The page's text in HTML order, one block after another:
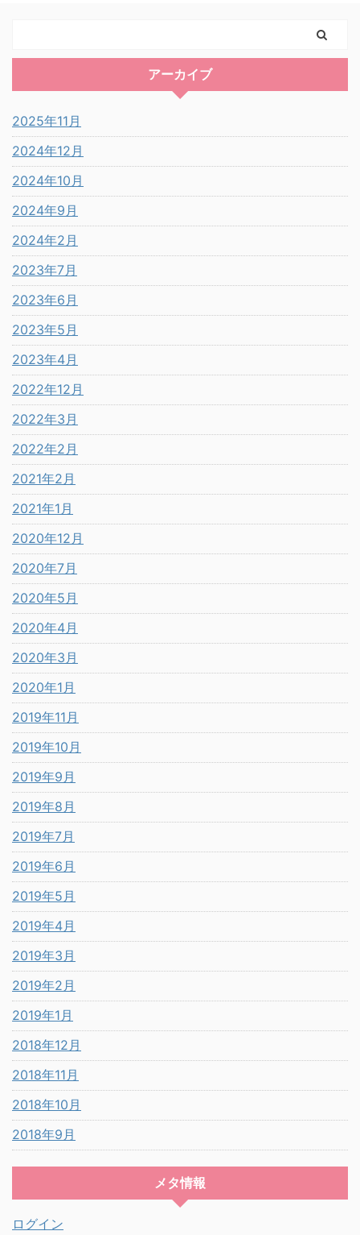
アーカイブ
2025年11月
2024年12月
2024年10月
2024年9月
2024年2月
2023年7月
2023年6月
2023年5月
2023年4月
2022年12月
2022年3月
2022年2月
2021年2月
2021年1月
2020年12月
2020年7月
2020年5月
2020年4月
2020年3月
2020年1月
2019年11月
2019年10月
2019年9月
2019年8月
2019年7月
2019年6月
2019年5月
2019年4月
2019年3月
2019年2月
2019年1月
2018年12月
2018年11月
2018年10月
2018年9月
メタ情報
ログイン